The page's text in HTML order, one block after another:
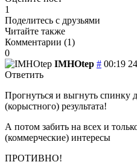
1
Поделитесь с друзьями
Читайте также
Комментарии (1)
0
IMHOtep # 00:19
Ответить
Прогнуться и выгнуть спинку
(корыстного) результата!
А потом забить на всех и
(коммерческие) интересы
ПРОТИВНО!